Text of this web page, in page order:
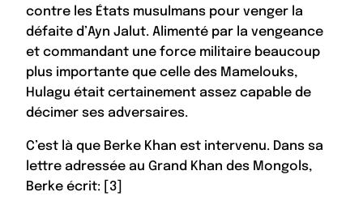
contre les États musulmans pour venger la
défaite d’Ayn Jalut. Alimenté par la vengeance
et commandant une force militaire beaucoup
plus importante que celle des Mamelouks,
Hulagu était certainement assez capable de
décimer ses adversaires.
C’est là que Berke Khan est intervenu. Dans sa
lettre adressée au Grand Khan des Mongols,
Berke écrit: [3]